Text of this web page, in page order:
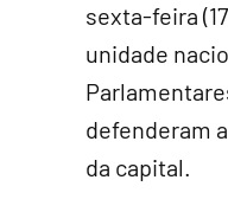
sexta-feira
unidade
defenderam
da capital.